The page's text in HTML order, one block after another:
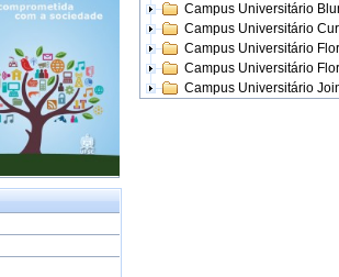
Campus Universitário
Campus Universitário
Campus Universitário
Campus Universitário
Campus Universitário